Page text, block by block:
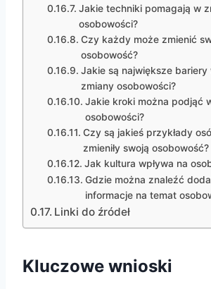
Jakie techniki pomagają w
osobowości?
Czy każdy może zmienić
osobowość?
Jakie są największe bariery
zmiany osobowości?
Jakie kroki można podjąć
osobowości?
Czy są jakieś przykłady
zmieniły swoją osobowość?
Jak kultura wpływa na
Gdzie można znaleźć
informacje na temat
Linki do źródeł
Kluczowe wnioski